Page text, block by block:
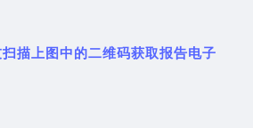
描上图中的二维码获取报告电子